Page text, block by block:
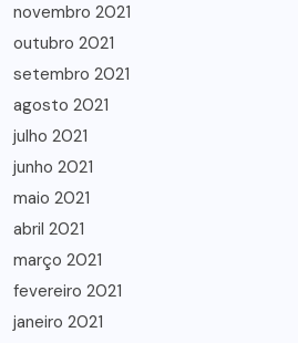
novembro 2021
outubro 2021
setembro 2021
agosto 2021
julho 2021
junho 2021
maio 2021
abril 2021
março 2021
fevereiro 2021
janeiro 2021